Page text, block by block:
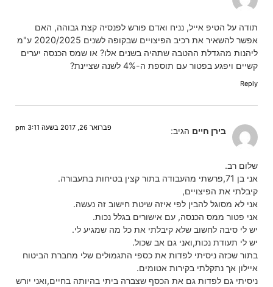
תודה על הטיפ אייל, נניח ואדם פורש לפנסיה קצת גבוהה, האם
אפשר להשאיר את רכיב הפיצויים שבקופה לשנים 2020/2025 ע"מ
ליהנות מהגדלת ההטבה שתהיה בשנים אלו? או שמס הכנסה יערים
קשיים ויפגע בפטור עם תוספת ה-4% לשנה שציינת?
Reply
בירן חיים הגיב: פברואר 26, 2017 בשעה 3:11 pm
שלום רב.
אני בן 71,פרשתי מהעבודה בתור קצין בטיחות בתעבורה.
קיבלתי את הפיצויים,
אני לא מסוגל להבין לפי איזה שיטת חישוב זה נעשה.
אני פטור ממס הכנסה, עם אישורים בגלל נכות.
יש לי סיבה לחשוב שלא קיבלתי את כל מה שמגיע לי.
יש לי תעודת נכות,ואני גם אב שכול.
בתור שכזה ניסיתי לפדות את כספי התגמולים שלי מחברת הביטוח
איילון אך נתקלתי בקירות אטומים.
ניסיתי גם לפדות גם את הכסף שצברה ביתי בהיותה בחיים,ואני יורש